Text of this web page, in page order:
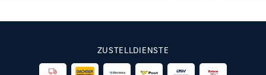
ZUSTELLDIENSTE